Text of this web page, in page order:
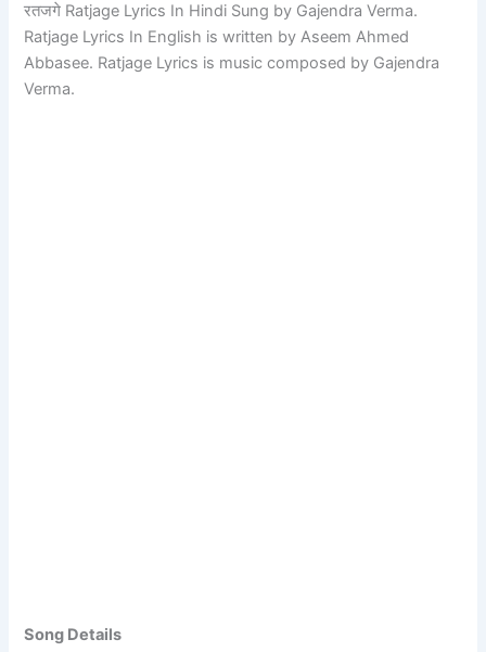
रतजगे Ratjage Lyrics In Hindi Sung by Gajendra Verma.
Ratjage Lyrics In English is written by Aseem Ahmed
Abbasee. Ratjage Lyrics is music composed by Gajendra
Verma.
Song Details